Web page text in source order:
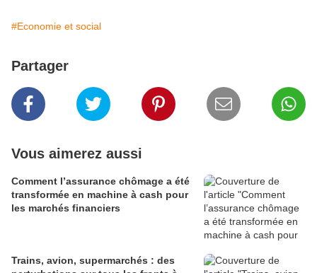
#Economie et social
Partager
Vous aimerez aussi
Comment l’assurance chômage a été
transformée en machine à cash pour
les marchés financiers
Trains, avion, supermarchés : des